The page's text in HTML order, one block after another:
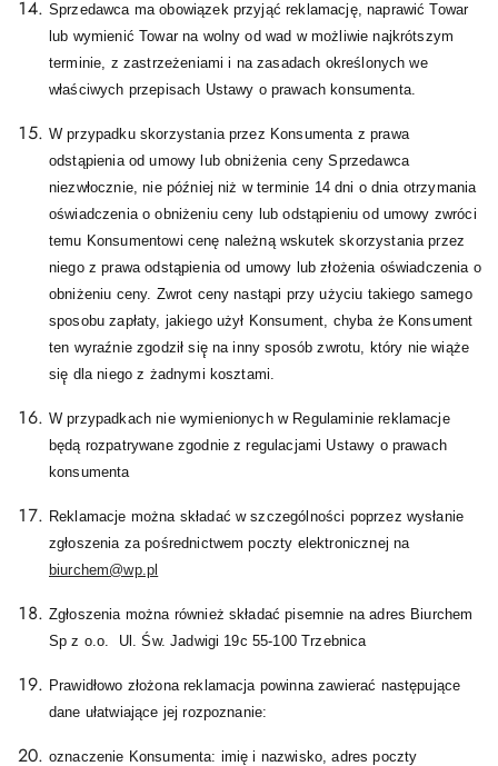
Sprzedawca ma obowiązek przyjąć reklamację, naprawić Towar
lub wymienić Towar na wolny od wad w możliwie najkrótszym
terminie, z zastrzeżeniami i na zasadach określonych we
właściwych przepisach Ustawy o prawach konsumenta.
W przypadku skorzystania przez Konsumenta z prawa
odstąpienia od umowy lub obniżenia ceny Sprzedawca
niezwłocznie, nie później niż w terminie 14 dni o dnia otrzymania
oświadczenia o obniżeniu ceny lub odstąpieniu od umowy zwróci
temu Konsumentowi cenę należną wskutek skorzystania przez
niego z prawa odstąpienia od umowy lub złożenia oświadczenia o
obniżeniu ceny. Zwrot ceny nastąpi przy użyciu takiego samego
sposobu zapłaty, jakiego użył Konsument, chyba że Konsument
ten wyraźnie zgodził się̨ na inny sposób zwrotu, który nie wiąże
się̨ dla niego z żadnymi kosztami.
W przypadkach nie wymienionych w Regulaminie reklamacje
będą rozpatrywane zgodnie z regulacjami Ustawy o prawach
konsumenta
Reklamacje można składać w szczególności poprzez wysłanie
zgłoszenia za pośrednictwem poczty elektronicznej na
biurchem@wp.pl
Zgłoszenia można również składać pisemnie na adres Biurchem
Sp z o.o. Ul. Św. Jadwigi 19c 55-100 Trzebnica
Prawidłowo złożona reklamacja powinna zawierać następujące
dane ułatwiające jej rozpoznanie:
oznaczenie Konsumenta: imię i nazwisko, adres poczty